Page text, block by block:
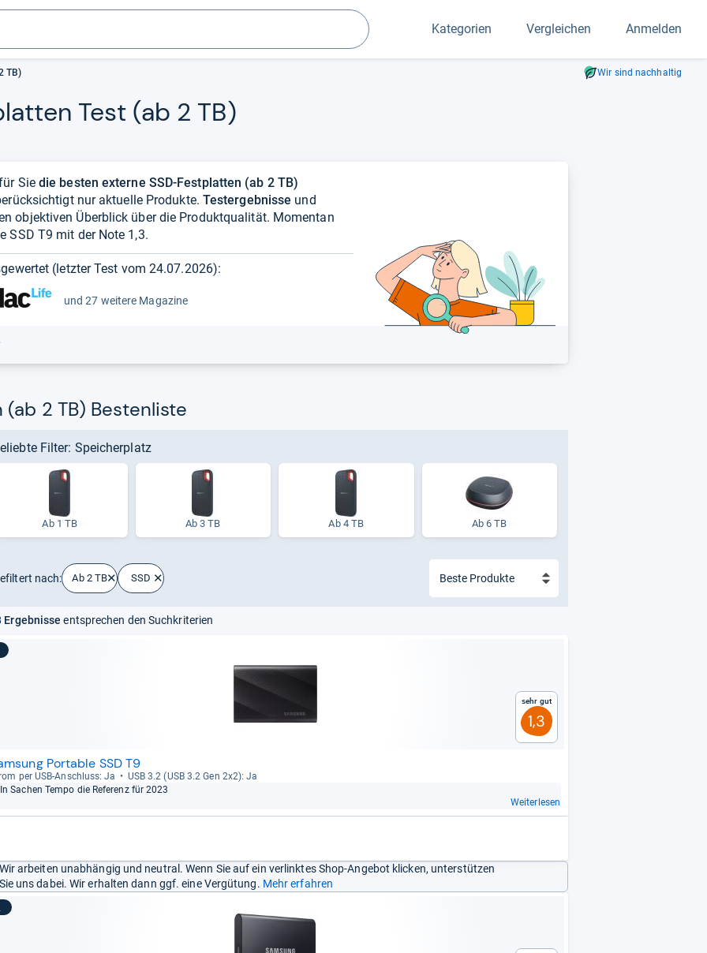
Suchen Kategorien Vergleichen Anmelden
TB) Wir sind nachhaltig
Test (ab 2 TB)
Sie die besten externe SSD-Festplatten (ab 2 TB)
nur aktuelle Produkte. Testergebnisse und
objektiven Überblick über die Produktqualität. Momentan
SSD T9 mit der Note 1,3.
(letzter Test vom 24.07.2026):
und 27 weitere Magazine
2 TB) Bestenliste
Filter: Speicherplatz
Ab 1 TB Ab 3 TB Ab 4 TB Ab 6 TB
nach: Ab 2 TB SSD
Ergebnisse entsprechen den Suchkriterien
Sehr gut
1,3
Portable SSD T9
per USB-​Anschluss: Ja
USB 3.2 (USB 3.2 Gen 2x2): Ja
In Sachen Tempo die Refe­renz für 2023
Weiterlesen
arbeiten unabhängig und neutral. Wenn Sie auf ein verlinktes Shop-Angebot klicken, unterstützen
uns dabei. Wir erhalten dann ggf. eine Vergütung. Mehr erfahren